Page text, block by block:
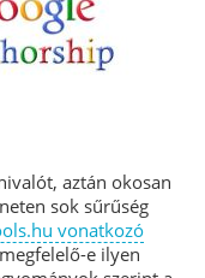
aztán okosan
sok sűrűség
vonatkozó
e ilyen